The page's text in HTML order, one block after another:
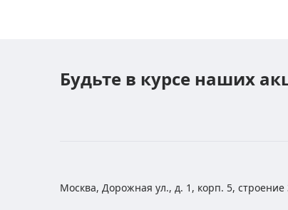
Будьте в курсе наших
Москва, Дорожная ул., д. 1, корп. 5, строение